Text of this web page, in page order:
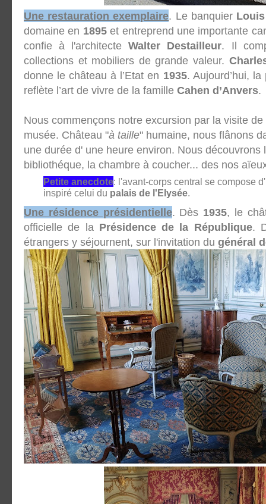
Une restauration exemplaire. Le banquier
domaine en 1895et entreprend une importante
confie à l'architecteWalter Destailleur. Il
collections et mobiliers de grande valeur.
donne le château à l’Etat en 1935. Aujourd’hui,
reflète l’art de vivre de la famille Cahen d’Anvers.
Nous commençons notre excursion par la visite
musée. Château "à taille" humaine, nous flânons
une durée d' une heure environ. Nous découvrons
bibliothéque, la chambre à coucher... des nos
Petite anecdote: l'avant-corps central se compose
inspiré celui du palais de l'Elysée.
Une résidence présidentielle. Dès 1935, le
officielle de la Présidence de la République.
étrangers y séjournent, sur l'invitation du général